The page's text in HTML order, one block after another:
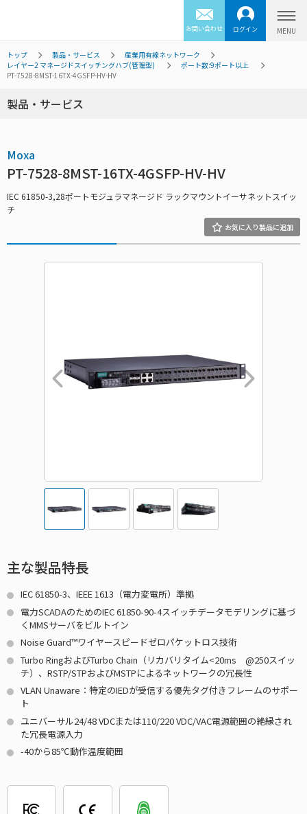
お問い合わせ ログイン
トップ 製品・サービス
産業用有線ネットワーク
レイヤー2 マネージドスイッチングハブ(管理型)
ポート数:9ポート以上
PT-7528-8MST-16TX-4GSFP-HV-HV
製品・サービス
Moxa
PT-7528-8MST-16TX-4GSFP-HV-HV
IEC 61850-3,28ポートモジュラマネージド ラックマウントイーサネットスイッ
チ
主な製品特長
IEC 61850-3、IEEE 1613（電力変電所）準拠
電力SCADAのためのIEC 61850-90-4スイッチデータモデリングに基づ
くMMSサーバをビルトイン
Noise Guard™ワイヤースピードゼロパケットロス技術
Turbo RingおよびTurbo Chain（リカバリタイム<20ms @250スイッ
チ）、RSTP/STPおよびMSTPによるネットワークの冗長性
VLAN Unaware：特定のIEDが受信する優先タグ付きフレームのサポー
ト
ユニバーサル24/48 VDCまたは110/220 VDC/VAC電源範囲の絶縁され
た冗長電源入力
-40から85℃動作温度範囲